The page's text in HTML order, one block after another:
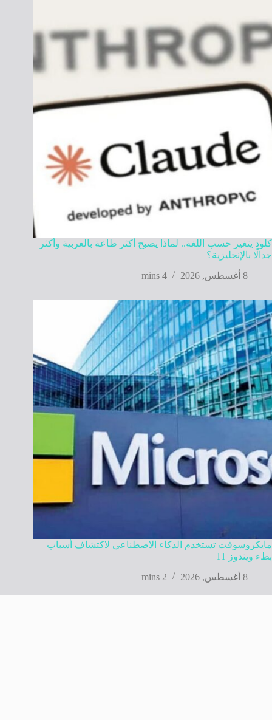
كلود يتغير حسب اللغة.. لماذا يصبح أكثر طاعة بالعربية وأكثر
جدالًا بالإنجليزية؟
8 أغسطس, 2026
4 mins
مايكروسوفت تستخدم الذكاء الاصطناعي لاكتشاف أسباب
بطء ويندوز 11
8 أغسطس, 2026
2 mins